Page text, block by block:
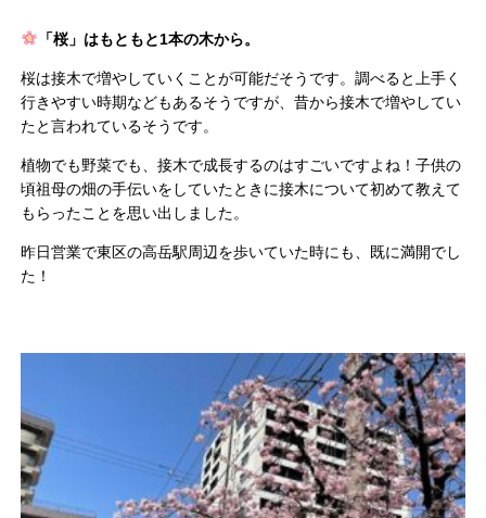
「桜」はもともと1本の木から。
桜は接木で増やしていくことが可能だそうです。調べると上手く
行きやすい時期などもあるそうですが、昔から接木で増やしてい
たと言われているそうです。
植物でも野菜でも、接木で成長するのはすごいですよね！子供の
頃祖母の畑の手伝いをしていたときに接木について初めて教えて
もらったことを思い出しました。
昨日営業で東区の高岳駅周辺を歩いていた時にも、 既に満開でし
た！